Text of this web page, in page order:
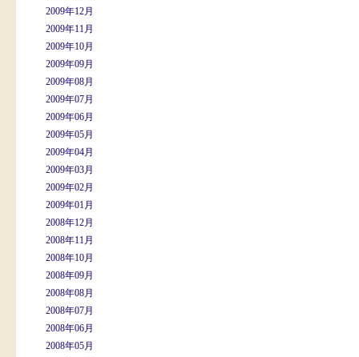
2009年12月
2009年11月
2009年10月
2009年09月
2009年08月
2009年07月
2009年06月
2009年05月
2009年04月
2009年03月
2009年02月
2009年01月
2008年12月
2008年11月
2008年10月
2008年09月
2008年08月
2008年07月
2008年06月
2008年05月